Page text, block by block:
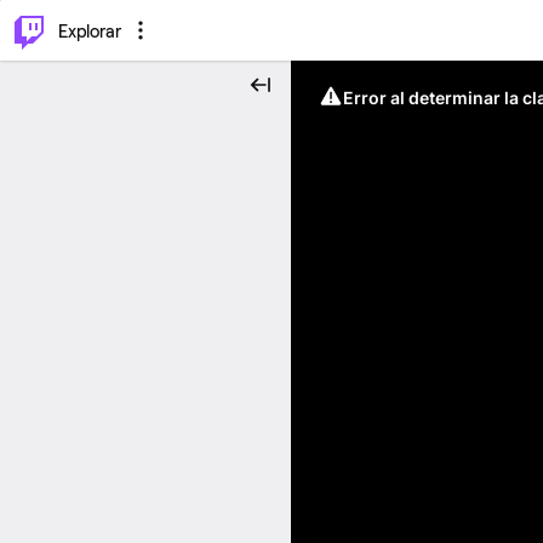
Explorar
Error al determinar la